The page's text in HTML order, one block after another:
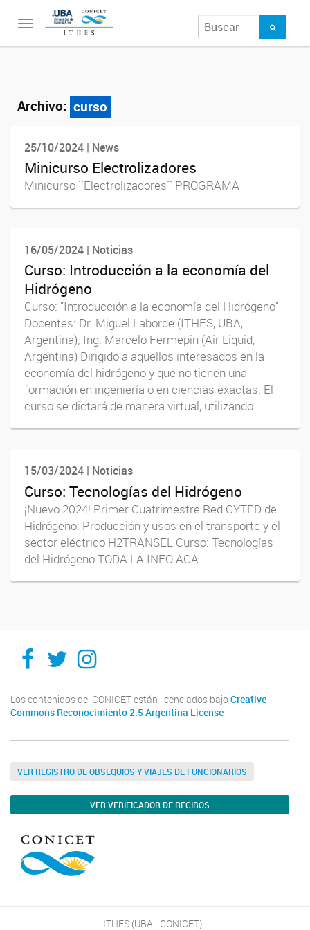
Toggle
Archivo: curso
25/10/2024 | News
Minicurso Electrolizadores
Minicurso ¨Electrolizadores¨ PROGRAMA
16/05/2024 | Noticias
Curso: Introducción a la economía del
Hidrógeno
Curso: "Introducción a la economía del Hidrógeno"
Docentes: Dr. Miguel Laborde (ITHES, UBA,
Argentina); Ing. Marcelo Fermepin (Air Liquid,
Argentina) Dirigido a aquellos interesados en la
economía del hidrógeno y que no tienen una
formación en ingeniería o en ciencias exactas. El
curso se dictará de manera virtual, utilizando...
15/03/2024 | Noticias
Curso: Tecnologías del Hidrógeno
¡Nuevo 2024! Primer Cuatrimestre Red CYTED de
Hidrógeno: Producción y usos en el transporte y el
sector eléctrico H2TRANSEL Curso: Tecnologías
del Hidrógeno TODA LA INFO ACA
IthesIthesIthes
Los contenidos del CONICET están licenciados bajo Creative
Commons Reconocimiento 2.5 Argentina License
VER REGISTRO DE OBSEQUIOS Y VIAJES DE FUNCIONARIOS
VER VERIFICADOR DE RECIBOS
ITHES (UBA - CONICET)